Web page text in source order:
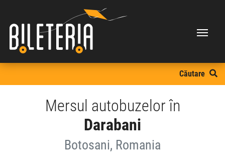
Căutare
Mersul autobuzelor în
Darabani
Botosani, Romania